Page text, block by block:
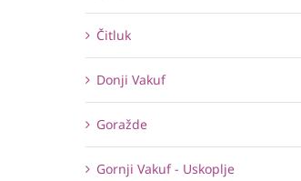
Čitluk
Donji Vakuf
Goražde
Gornji Vakuf - Uskoplje